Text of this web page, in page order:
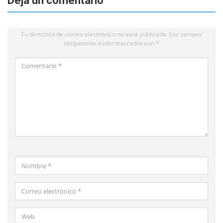
Tu dirección de correo electrónico no será publicada. Los campos
obligatorios están marcados con *
Comentario
Nombre
*
Correo
electrónico
*Web